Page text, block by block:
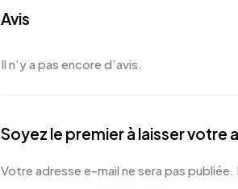
Avis
Il n’y a pas encore d’avis.
Soyez le premier à laisser votre
Votre adresse e-mail ne sera pas publiée.